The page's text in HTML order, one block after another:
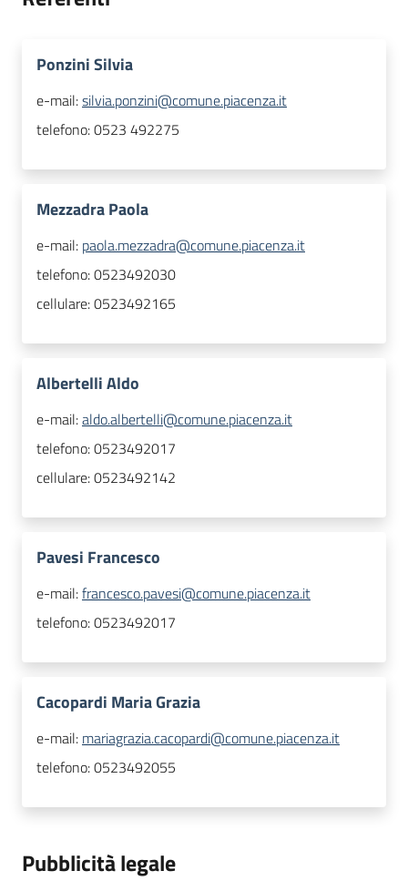
Ponzini Silvia
e-mail:silvia.ponzini@comune.piacenza.it
telefono:0523 492275
Mezzadra Paola
e-mail: paola.mezzadra@comune.piacenza.it
telefono:0523492030
cellulare:0523492165
Albertelli Aldo
e-mail:aldo.albertelli@comune.piacenza.it
telefono:0523492017
cellulare:0523492142
Pavesi Francesco
e-mail:francesco.pavesi@comune.piacenza.it
telefono:0523492017
Cacopardi Maria Grazia
e-mail: mariagrazia.cacopardi@comune.piacenza.it
telefono:0523492055
Pubblicità legale